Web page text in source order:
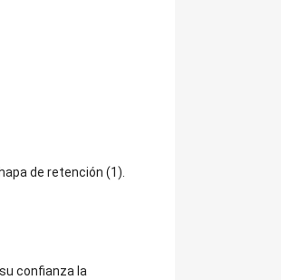
de retención (1).
confianza la